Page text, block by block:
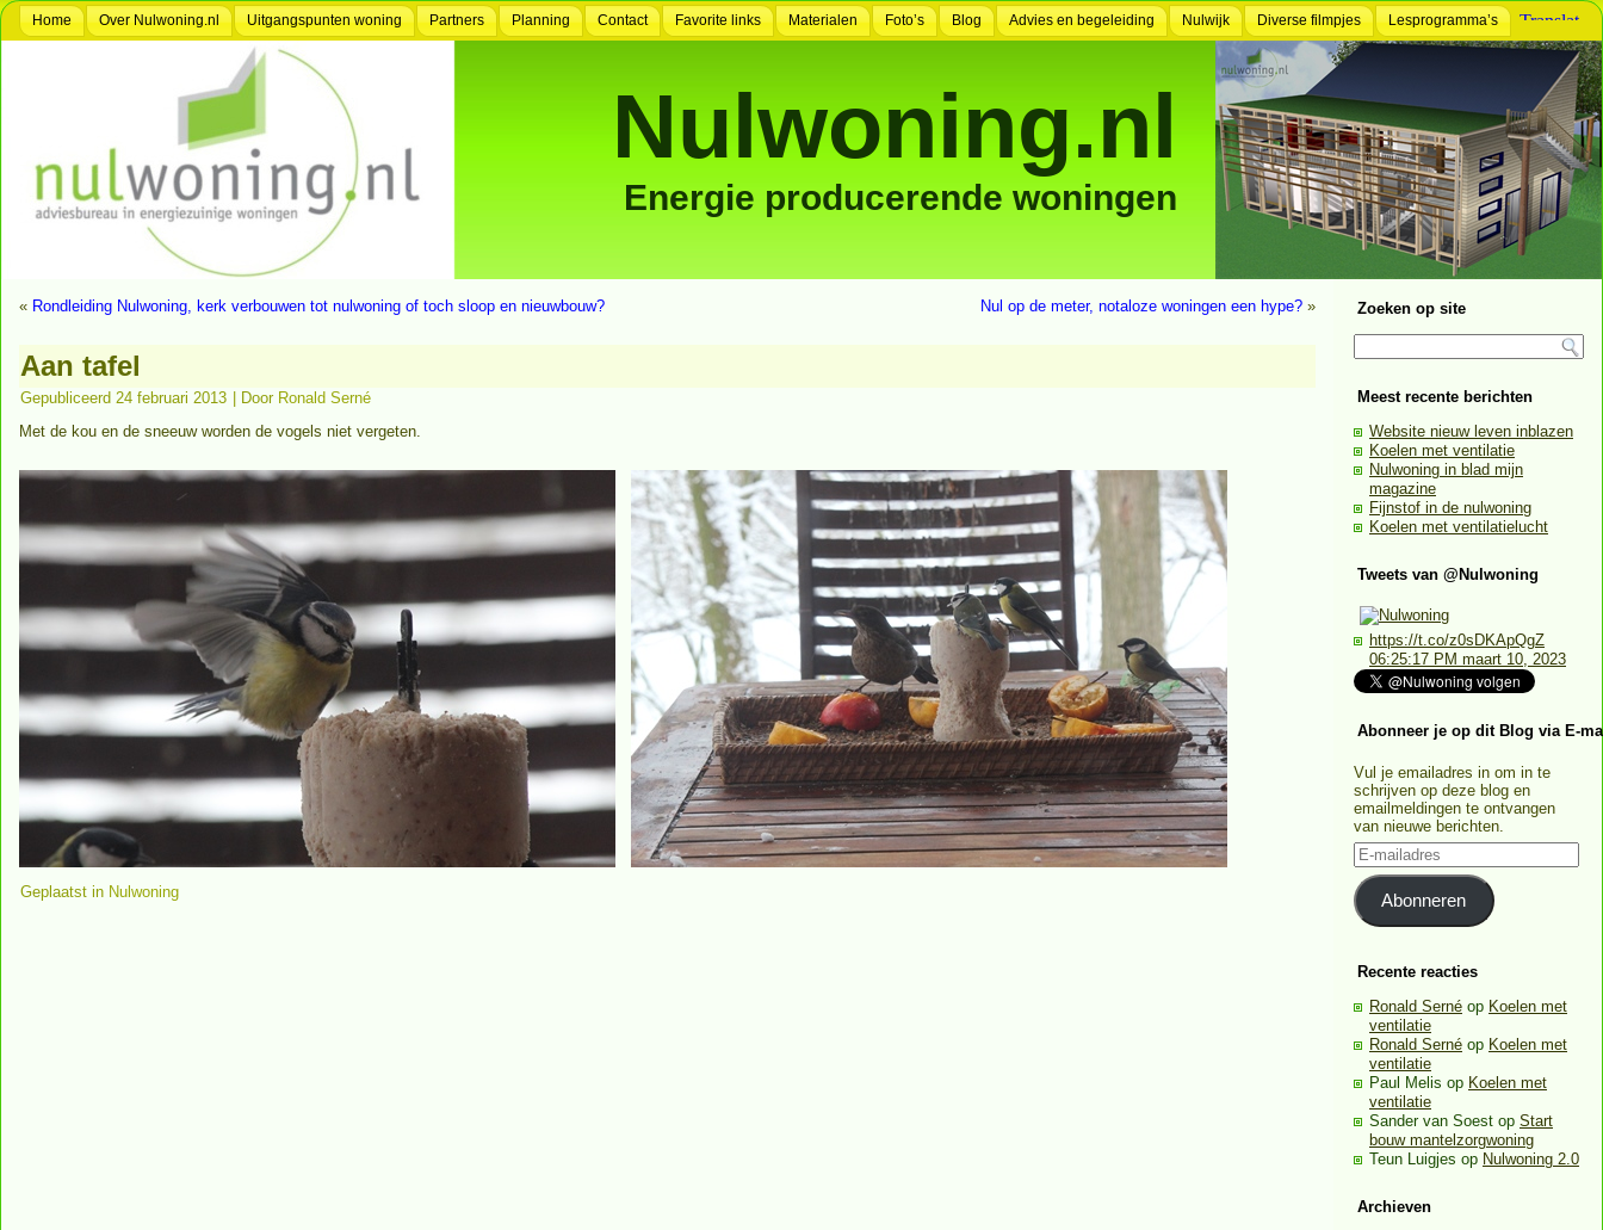
Home Over Nulwoning.nl Uitgangspunten woning Partners Planning Contact Favorite links Materialen Foto’s Blog Advies en begeleiding Nulwijk Diverse filmpjes Lesprogramma’s
Nulwoning.nl
Energie producerende woningen
« Rondleiding Nulwoning, kerk verbouwen tot nulwoning of toch sloop en nieuwbouw? Nul op de meter, notaloze woningen een hype? »
Aan tafel
Gepubliceerd 24 februari 2013 Door Ronald Serné
Met de kou en de sneeuw worden de vogels niet vergeten.
Geplaatst in Nulwoning
Zoeken op site
Meest recente berichten
Website nieuw leven inblazen
Koelen met ventilatie
Nulwoning in blad mijn
magazine
Fijnstof in de nulwoning
Koelen met ventilatielucht
Tweets van @Nulwoning
https://t.co/z0sDKApQgZ
06:25:17 PM maart 10, 2023
Abonneer je op dit Blog via E-
Vul je emailadres in om in te
schrijven op deze blog en
emailmeldingen te ontvangen
van nieuwe berichten.
E-
mailadres
Abonneren
Recente reacties
Ronald Serné op Koelen met
ventilatie
Ronald Serné op Koelen met
ventilatie
Paul Melis op Koelen met
ventilatie
Sander van Soest op Start
bouw mantelzorgwoning
Teun Luigjes op Nulwoning 2.0
Archieven